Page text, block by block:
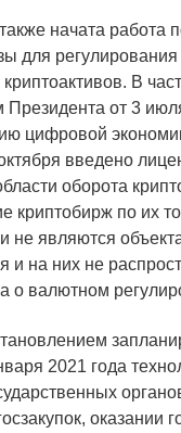
начата работа
для регулирования
В
Президента от 3
цифровой
введено
оборота
криптобирж по их
не являются
и на них не
о валютном
2021 года
оказании